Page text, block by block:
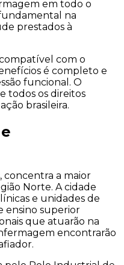
em todo o
na
prestados à
com o
é completo e
funcional. O
todos os direitos
brasileira.
concentra a maior
Norte. A cidade
e unidades de
ensino superior
que atuarão na
encontrarão